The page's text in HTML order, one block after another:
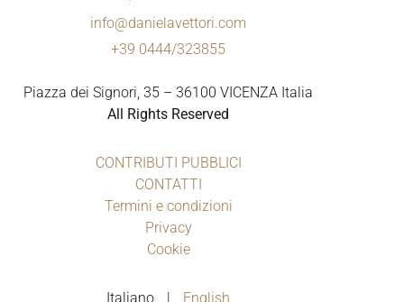
info@danielavettori.com
+39 0444/323855
Piazza dei Signori, 35 – 36100 VICENZA Italia
All Rights Reserved
CONTRIBUTI PUBBLICI
CONTATTI
Termini e condizioni
Privacy
Cookie
Italiano English